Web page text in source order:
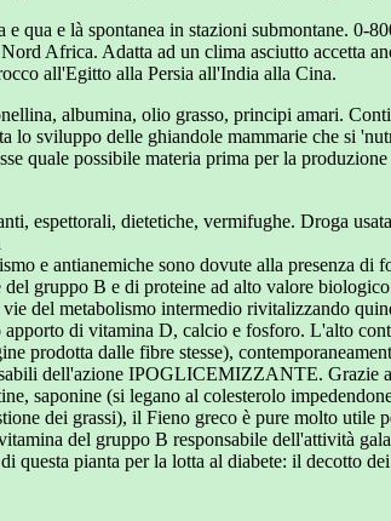
qua e là spontanea in stazioni submontane. 0-
Africa. Adatta ad un clima asciutto accetta
all'Egitto alla Persia all'India alla Cina.
albumina, olio grasso, principi amari.
lo sviluppo delle ghiandole mammarie che si
quale possibile materia prima per la
espettorali, dietetiche, vermifughe. Droga
e antianemiche sono dovute alla presenza di
gruppo B e di proteine ad alto valore
del metabolismo intermedio rivitalizzando
apporto di vitamina D, calcio e fosforo. L'alto
prodotta dalle fibre stesse),
dell'azione IPOGLICEMIZZANTE. Grazie
saponine (si legano al colesterolo
dei grassi), il Fieno greco è pure molto utile
del gruppo B responsabile dell'attività
questa pianta per la lotta al diabete: il decotto